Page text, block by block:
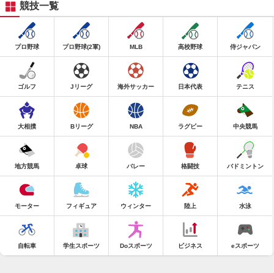
競技一覧
プロ野球 プロ野球(2軍) MLB 高校野球 侍ジャパン
ゴルフ Jリーグ 海外サッカー 日本代表 テニス
大相撲 Bリーグ NBA ラグビー 中央競馬
地方競馬 卓球 バレー 格闘技 バドミントン
モーター フィギュア ウィンター 陸上 水泳
自転車 学生スポーツ Doスポーツ ビジネス eスポーツ